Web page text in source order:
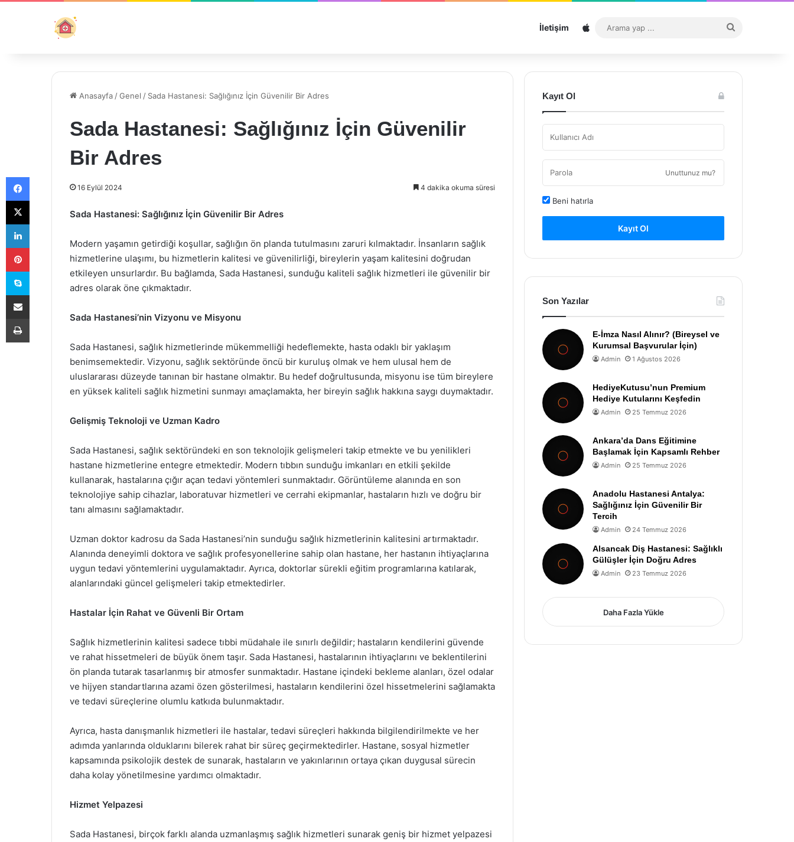
İletişim Sitemap
...
Anasayfa /Genel / Sada Hastanesi: Sağlığınız İçin Güvenilir Bir Adres
Sada Hastanesi: Sağlığınız İçin Güvenilir
Bir Adres
16 Eylül 2024 4 dakika okuma süresi
Sada Hastanesi: Sağlığınız İçin Güvenilir Bir Adres
Modern yaşamın getirdiği koşullar, sağlığın ön planda tutulmasını zaruri kılmaktadır. İnsanların sağlık
hizmetlerine ulaşımı, bu hizmetlerin kalitesi ve güvenilirliği, bireylerin yaşam kalitesini doğrudan
etkileyen unsurlardır. Bu bağlamda, Sada Hastanesi, sunduğu kaliteli sağlık hizmetleri ile güvenilir bir
adres olarak öne çıkmaktadır.
Sada Hastanesi’nin Vizyonu ve Misyonu
Sada Hastanesi, sağlık hizmetlerinde mükemmelliği hedeflemekte, hasta odaklı bir yaklaşım
benimsemektedir. Vizyonu, sağlık sektöründe öncü bir kuruluş olmak ve hem ulusal hem de
uluslararası düzeyde tanınan bir hastane olmaktır. Bu hedef doğrultusunda, misyonu ise tüm bireylere
en yüksek kaliteli sağlık hizmetini sunmayı amaçlamakta, her bireyin sağlık hakkına saygı duymaktadır.
Gelişmiş Teknoloji ve Uzman Kadro
Sada Hastanesi, sağlık sektöründeki en son teknolojik gelişmeleri takip etmekte ve bu yenilikleri
hastane hizmetlerine entegre etmektedir. Modern tıbbın sunduğu imkanları en etkili şekilde
kullanarak, hastalarına çığır açan tedavi yöntemleri sunmaktadır. Görüntüleme alanında en son
teknolojiye sahip cihazlar, laboratuvar hizmetleri ve cerrahi ekipmanlar, hastaların hızlı ve doğru bir
tanı almasını sağlamaktadır.
Uzman doktor kadrosu da Sada Hastanesi’nin sunduğu sağlık hizmetlerinin kalitesini artırmaktadır.
Alanında deneyimli doktora ve sağlık profesyonellerine sahip olan hastane, her hastanın ihtiyaçlarına
uygun tedavi yöntemlerini uygulamaktadır. Ayrıca, doktorlar sürekli eğitim programlarına katılarak,
alanlarındaki güncel gelişmeleri takip etmektedirler.
Hastalar İçin Rahat ve Güvenli Bir Ortam
Sağlık hizmetlerinin kalitesi sadece tıbbi müdahale ile sınırlı değildir; hastaların kendilerini güvende
ve rahat hissetmeleri de büyük önem taşır. Sada Hastanesi, hastalarının ihtiyaçlarını ve beklentilerini
ön planda tutarak tasarlanmış bir atmosfer sunmaktadır. Hastane içindeki bekleme alanları, özel odalar
ve hijyen standartlarına azami özen gösterilmesi, hastaların kendilerini özel hissetmelerini sağlamakta
ve tedavi süreçlerine olumlu katkıda bulunmaktadır.
Ayrıca, hasta danışmanlık hizmetleri ile hastalar, tedavi süreçleri hakkında bilgilendirilmekte ve her
adımda yanlarında olduklarını bilerek rahat bir süreç geçirmektedirler. Hastane, sosyal hizmetler
kapsamında psikolojik destek de sunarak, hastaların ve yakınlarının ortaya çıkan duygusal sürecin
daha kolay yönetilmesine yardımcı olmaktadır.
Hizmet Yelpazesi
Sada Hastanesi, birçok farklı alanda uzmanlaşmış sağlık hizmetleri sunarak geniş bir hizmet yelpazesi
Kayıt Ol
Unuttunuz mu?
Beni hatırla
Kayıt Ol
Son Yazılar
E-İmza Nasıl Alınır? (Bireysel ve
Kurumsal Başvurular İçin)
Admin 1 Ağustos 2026
HediyeKutusu’nun Premium
Hediye Kutularını Keşfedin
Admin 25 Temmuz 2026
Ankara’da Dans Eğitimine
Başlamak İçin Kapsamlı Rehber
Admin 25 Temmuz 2026
Anadolu Hastanesi Antalya:
Sağlığınız İçin Güvenilir Bir
Tercih
Admin 24 Temmuz 2026
Alsancak Diş Hastanesi: Sağlıklı
Gülüşler İçin Doğru Adres
Admin 23 Temmuz 2026
Daha Fazla Yükle
Facebook
X
LinkedIn
Pinterest
Skype
E-Posta ile paylaş